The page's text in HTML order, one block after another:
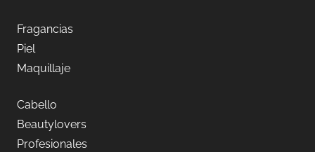
Fragancias
Piel
Maquillaje
Cabello
Beautylovers
Profesionales